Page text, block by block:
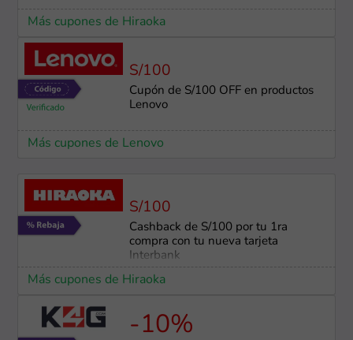
Más cupones de Hiraoka
S/100
Cupón de S/100 OFF en productos
Lenovo
Más cupones de Lenovo
S/100
Cashback de S/100 por tu 1ra
compra con tu nueva tarjeta
Interbank
Más cupones de Hiraoka
-10%